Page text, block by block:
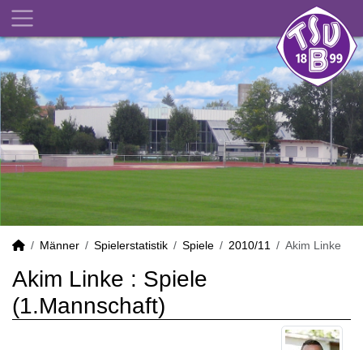
Männer Spielerstatistik Spiele 2010/11 Akim Linke
Akim Linke : Spiele
(1.Mannschaft)